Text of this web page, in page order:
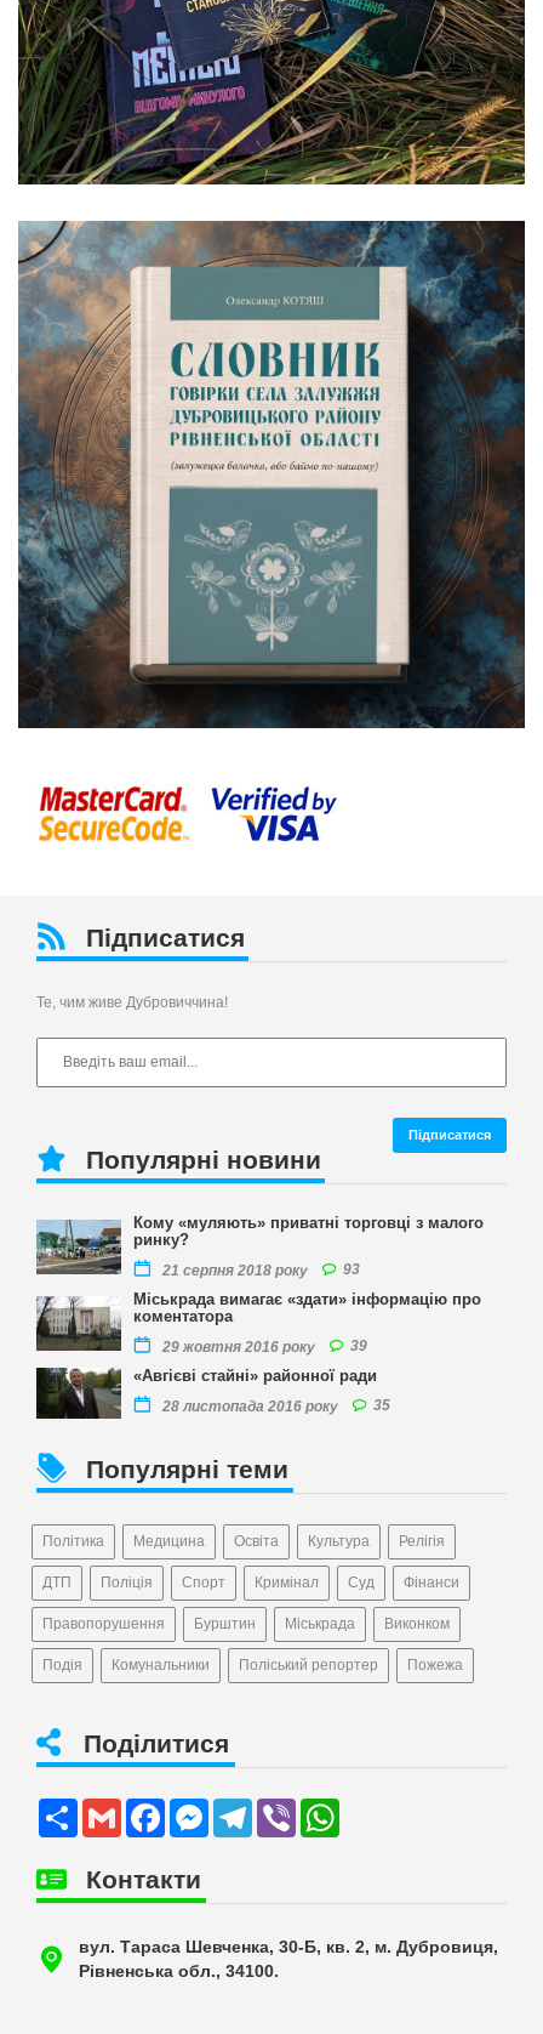
Підписатися
Те, чим живе Дубровиччина!
Популярні новини
Кому «муляють» приватні торговці з малого
ринку?
21 серпня 2018 року 93
Міськрада вимагає «здати» інформацію про
коментатора
29 жовтня 2016 року 39
«Авгієві стайні» районної ради
28 листопада 2016 року 35
Популярні теми
Політика Медицина Освіта Культура Релігія
ДТП Поліція Спорт Кримінал Суд Фінанси
Правопорушення Бурштин Міськрада Виконком
Подія Комунальники Поліський репортер Пожежа
Поділитися
Share Gmail FacebookMessengerTelegram
Viber
Контакти
вул. Тараса Шевченка, 30-Б, кв. 2, м. Дубровиця,
Рівненська обл., 34100.